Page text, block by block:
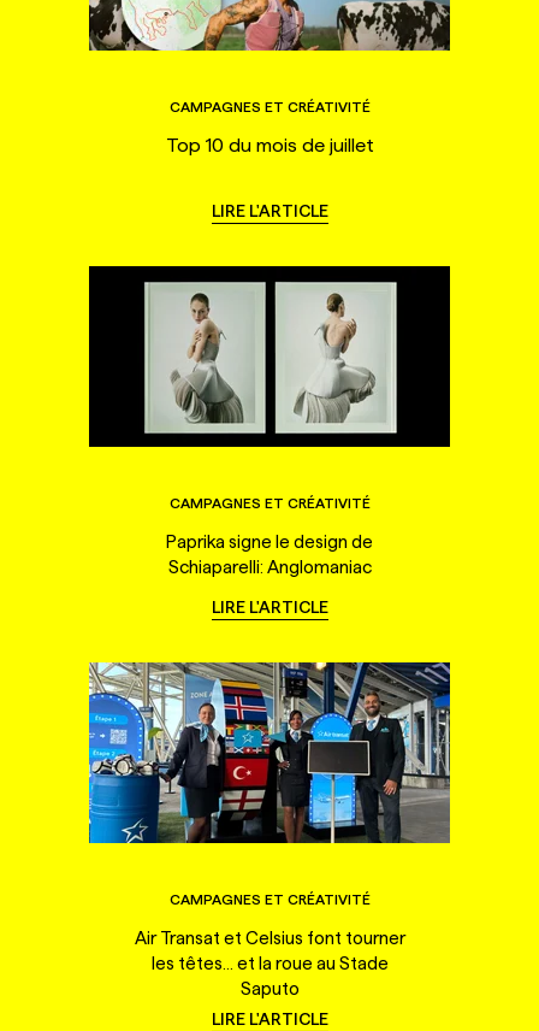
CAMPAGNES ET CRÉATIVITÉ
Top 10 du mois de juillet
LIRE L'ARTICLE
CAMPAGNES ET CRÉATIVITÉ
Paprika signe le design de
Schiaparelli: Anglomaniac
LIRE L'ARTICLE
CAMPAGNES ET CRÉATIVITÉ
Air Transat et Celsius font tourner
les têtes... et la roue au Stade
Saputo
LIRE L'ARTICLE